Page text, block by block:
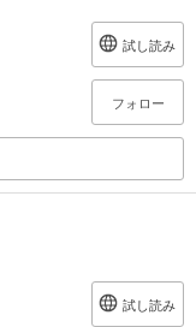
試し読み
フォロー
試し読み